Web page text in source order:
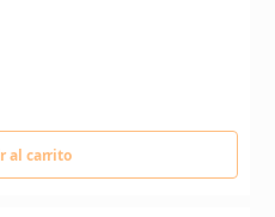
al carrito